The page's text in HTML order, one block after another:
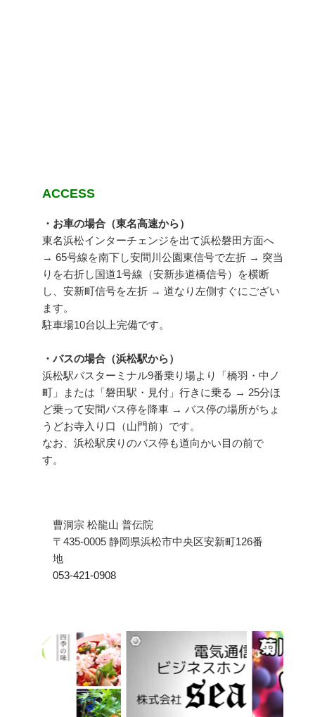
ACCESS
・お車の場合（東名高速から）
東名浜松インターチェンジを出て浜松磐田方面へ
→ 65号線を南下し安間川公園東信号で左折 → 突当
りを右折し国道1号線（安新歩道橋信号）を横断
し、安新町信号を左折 → 道なり左側すぐにござい
ます。
駐車場10台以上完備です。
・バスの場合（浜松駅から）
浜松駅バスターミナル9番乗り場より「橋羽・中ノ
町」または「磐田駅・見付」行きに乗る → 25分ほ
ど乗って安間バス停を降車 → バス停の場所がちょ
うどお寺入り口（山門前）です。
なお、浜松駅戻りのバス停も道向かい目の前で
す。
曹洞宗 松龍山 普伝院
〒435-0005 静岡県浜松市中央区安新町126番
地
053-421-0908